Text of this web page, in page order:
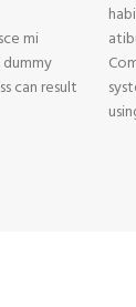
mi
can result